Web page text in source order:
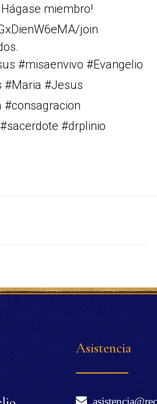
miembro!
join
#misaenvivo #Evangelio
#Maria #Jesus
#drplinio
Asistencia